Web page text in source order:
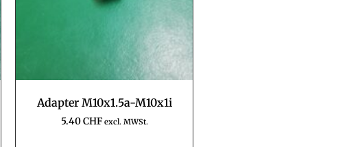
Adapter M10x1.5a-M10x1i
5.40CHF excl. MWSt.